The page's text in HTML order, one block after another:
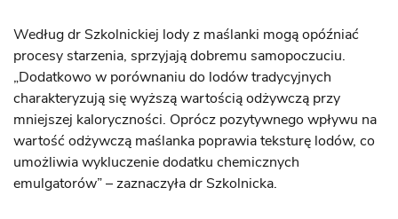
Według dr Szkolnickiej lody z maślanki mogą opóźniać
procesy starzenia, sprzyjają dobremu samopoczuciu.
„Dodatkowo w porównaniu do lodów tradycyjnych
charakteryzują się wyższą wartością odżywczą przy
mniejszej kaloryczności. Oprócz pozytywnego wpływu na
wartość odżywczą maślanka poprawia teksturę lodów, co
umożliwia wykluczenie dodatku chemicznych
emulgatorów” – zaznaczyła dr Szkolnicka.